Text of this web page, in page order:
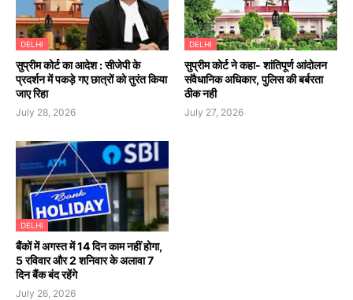
DELHI
सुप्रीम कोर्ट का आदेश : सीजेपी के
प्रदर्शन में पकड़े गए छात्रों को तुरंत किया
जाए रिहा
July 28, 2026
DELHI
सुप्रीम कोर्ट ने कहा- शांतिपूर्ण आंदोलन
संवैधानिक अधिकार, पुलिस की बर्बरता
ठीक नही
July 27, 2026
DELHI
बैंकों में अगस्त में 14 दिन काम नहीं होगा,
5 रविवार और 2 शनिवार के अलावा 7
दिन बैंक बंद रहेंगे
July 26, 2026